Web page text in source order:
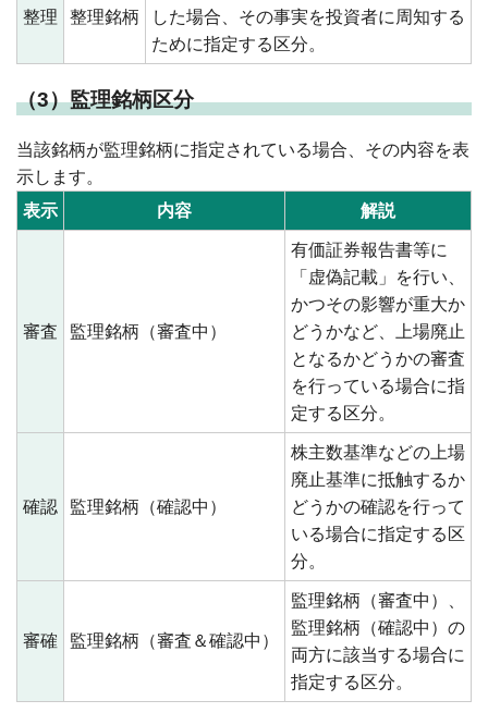
整理 整理銘柄
した場合、その事実を投資者に周知する
ために指定する区分。
（3）監理銘柄区分
当該銘柄が監理銘柄に指定されている場合、その内容を表
示します。
表示
内容 解説
審査 監理銘柄（審査中）
有価証券報告書等に
「虚偽記載」を行い、
かつその影響が重大か
どうかなど、上場廃止
となるかどうかの審査
を行っている場合に指
定する区分。
確認 監理銘柄（確認中）
株主数基準などの上場
廃止基準に抵触するか
どうかの確認を行って
いる場合に指定する区
分。
審確 監理銘柄（審査＆確認中）
監理銘柄（審査中）、
監理銘柄（確認中）の
両方に該当する場合に
指定する区分。